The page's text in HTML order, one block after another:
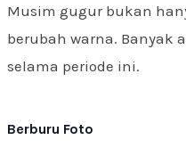
Musim gugur bukan
berubah warna. Banyak
selama periode ini.
Berburu Foto